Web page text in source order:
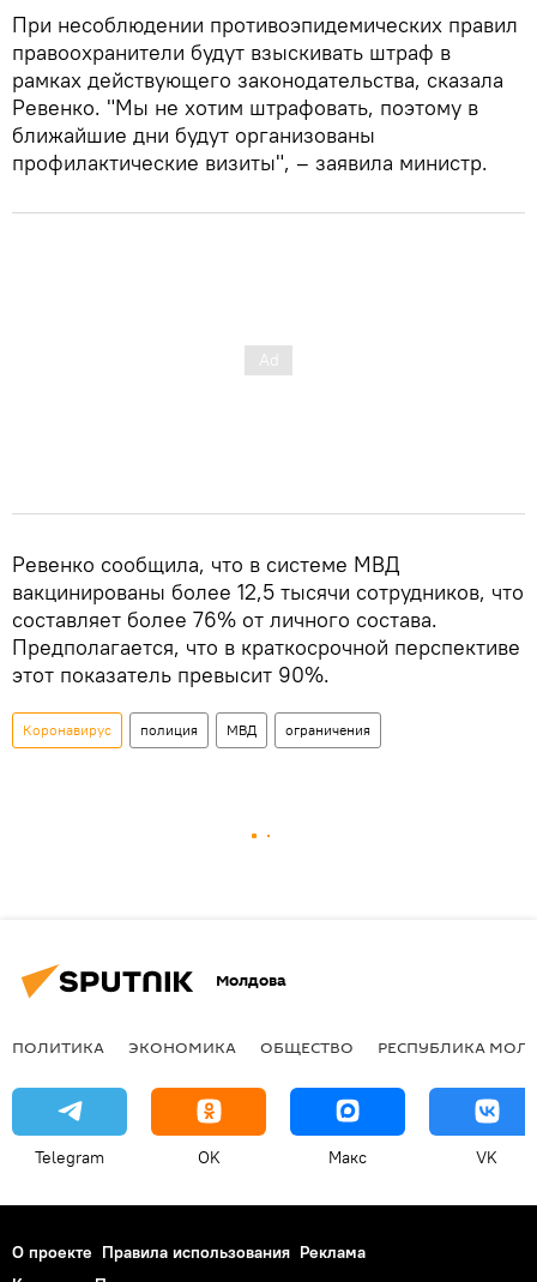
При несоблюдении противоэпидемических правил
правоохранители будут взыскивать штраф в
рамках действующего законодательства, сказала
Ревенко. "Мы не хотим штрафовать, поэтому в
ближайшие дни будут организованы
профилактические визиты", – заявила министр.
Ревенко сообщила, что в системе МВД
вакцинированы более 12,5 тысячи сотрудников, что
составляет более 76% от личного состава.
Предполагается, что в краткосрочной перспективе
этот показатель превысит 90%.
Коронавирус полиция МВД ограничения
Молдова
ПОЛИТИКА ЭКОНОМИКА ОБЩЕСТВО РЕСПУБЛИКА
Telegram OK Макс VK
О проекте Правила использования Реклама